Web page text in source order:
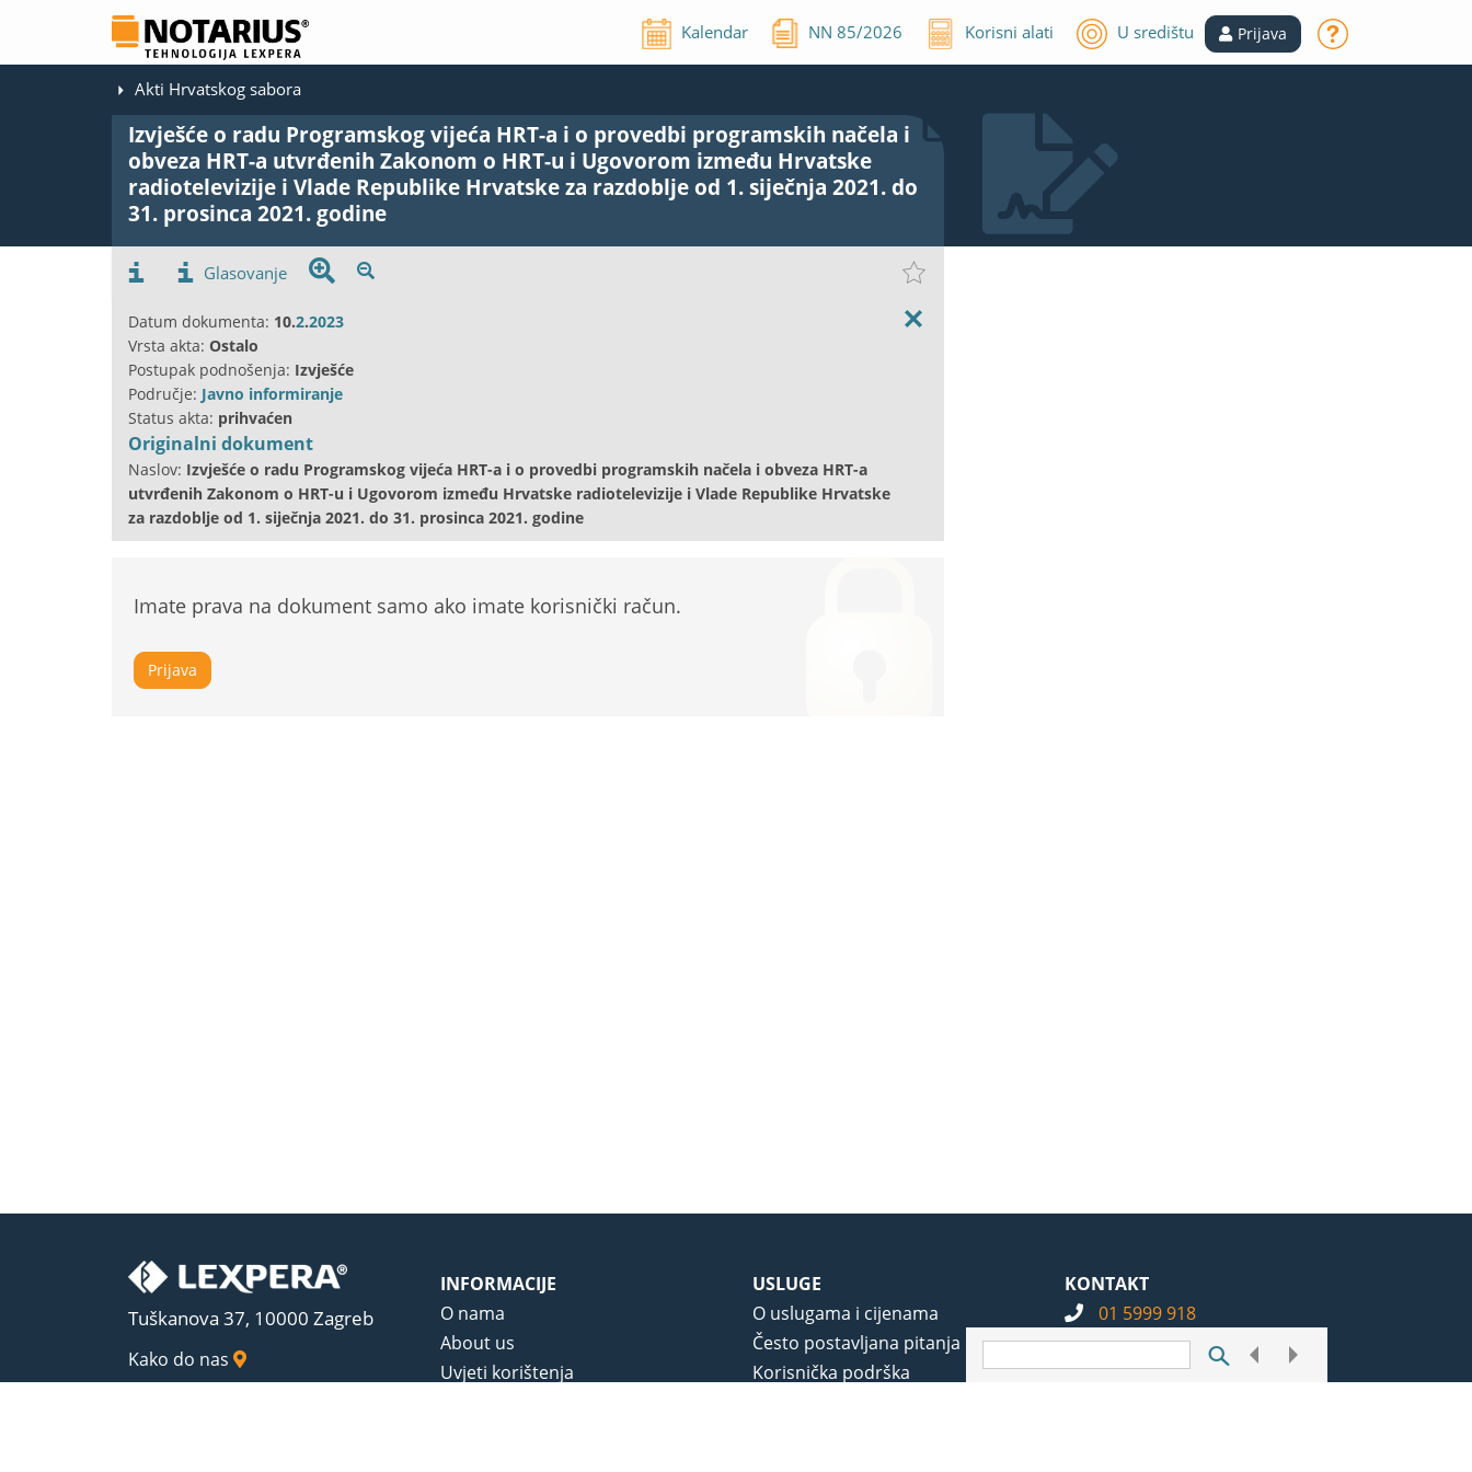
Kalendar NN85/2026 Korisni alati U središtu Prijava
Akti Hrvatskog sabora
Izvješće o radu Programskog vijeća HRT-a i o provedbi programskih načela i
obveza HRT-a utvrđenih Zakonom o HRT-u i Ugovorom između Hrvatske
radiotelevizije i Vlade Republike Hrvatske za razdoblje od 1. siječnja 2021. do
31. prosinca 2021. godine
Glasovanje
Datum dokumenta: 10.2.2023
Vrsta akta: Ostalo
Postupak podnošenja: Izvješće
Područje: Javno informiranje
Status akta: prihvaćen
Originalni dokument
Naslov: Izvješće o radu Programskog vijeća HRT-a i o provedbi programskih načela i obveza HRT-a
utvrđenih Zakonom o HRT-u i Ugovorom između Hrvatske radiotelevizije i Vlade Republike Hrvatske
za razdoblje od 1. siječnja 2021. do 31. prosinca 2021. godine
Imate prava na dokument samo ako imate korisnički račun.
Prijava
Tuškanova 37, 10000 Zagreb
Kako do nas
INFORMACIJE
O nama
About us
Uvjeti korištenja
USLUGE
O uslugama i cijenama
Često postavljana pitanja
Korisnička podrška
KONTAKT
01 5999 918
info@notarius.hr